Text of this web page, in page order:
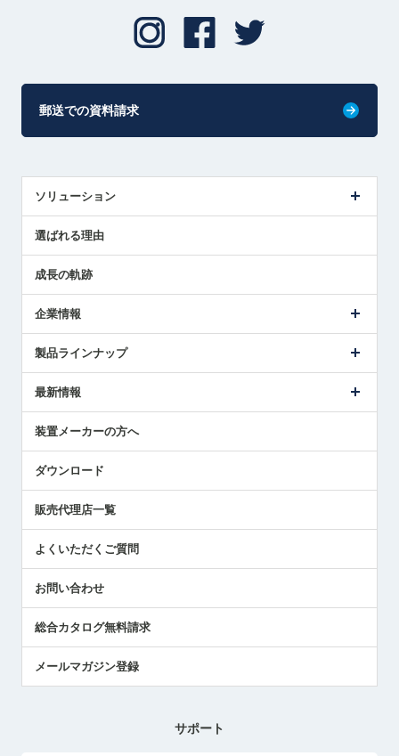
郵送での資料請求
ソリューション
解決策提案
選ばれる理由
成長の軌跡
企業情報
ごあいさつ
受賞履歴
採用情報
国/地域/言語
製品ラインナップ
ツールセッタ製品
エアマイクロセンサ製品
最新情報
メトロールの技術
社員ブログ
中小企業のBCP地震対策
センサのテクニカルガイド
社長ブログ
装置メーカーの方へ
ダウンロード
販売代理店一覧
よくいただくご質問
お問い合わせ
総合カタログ無料請求
メールマガジン登録
サポート